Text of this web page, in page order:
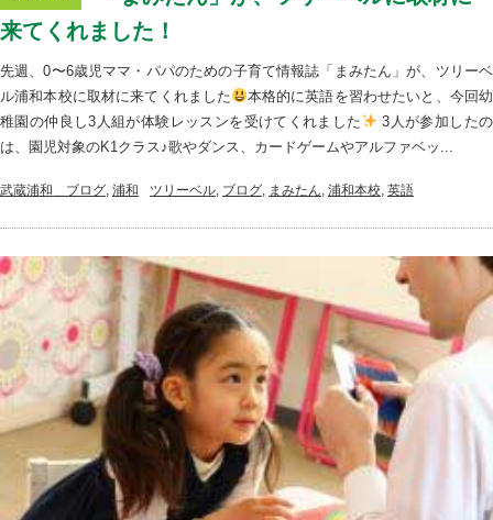
来てくれました！
先週、0〜6歳児ママ・パパのための子育て情報誌「まみたん」が、ツリーベ
ル浦和本校に取材に来てくれました
本格的に英語を習わせたいと、今回幼
稚園の仲良し3人組が体験レッスンを受けてくれました
3人が参加したの
は、園児対象のK1クラス♪歌やダンス、カードゲームやアルファベッ...
武蔵浦和＿ブログ 浦和 ツリーベル ブログ まみたん 浦和本校 英語